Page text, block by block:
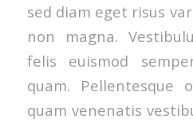
sed diam eget risus
non magna.
felis euismod
quam. Pellentesque
quam venenatis